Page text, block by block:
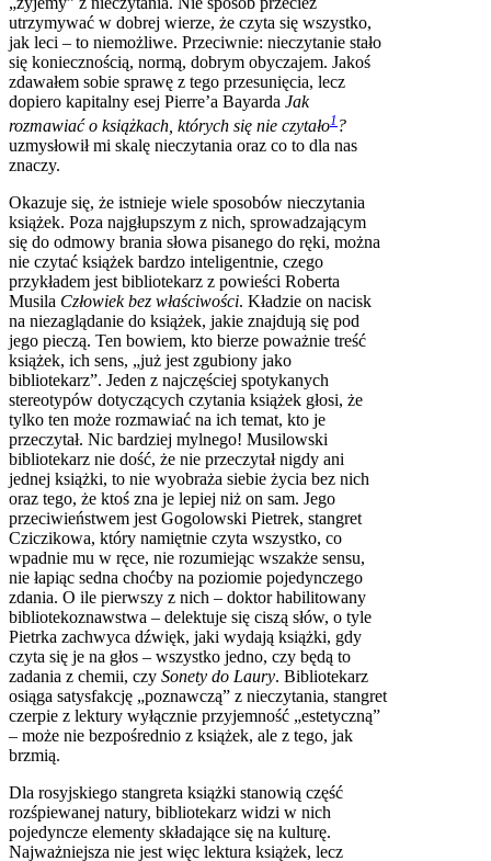
utrzymywać w dobrej wierze, że czyta się wszystko,
jak leci – to niemożliwe. Przeciwnie: nieczytanie stało
się koniecznością, normą, dobrym obyczajem. Jakoś
zdawałem sobie sprawę z tego przesunięcia, lecz
dopiero kapitalny esej Pierre’a Bayarda Jak
rozmawiać o książkach, których się nie czytało1 ?
uzmysłowił mi skalę nieczytania oraz co to dla nas
znaczy.
Okazuje się, że istnieje wiele sposobów nieczytania
książek. Poza najgłupszym z nich, sprowadzającym
się do odmowy brania słowa pisanego do ręki, można
nie czytać książek bardzo inteligentnie, czego
przykładem jest bibliotekarz z powieści Roberta
Musila Człowiek bez właściwości. Kładzie on nacisk
na niezaglądanie do książek, jakie znajdują się pod
jego pieczą. Ten bowiem, kto bierze poważnie treść
książek, ich sens, „już jest zgubiony jako
bibliotekarz”. Jeden z najczęściej spotykanych
stereotypów dotyczących czytania książek głosi, że
tylko ten może rozmawiać na ich temat, kto je
przeczytał. Nic bardziej mylnego! Musilowski
bibliotekarz nie dość, że nie przeczytał nigdy ani
jednej książki, to nie wyobraża siebie życia bez nich
oraz tego, że ktoś zna je lepiej niż on sam. Jego
przeciwieństwem jest Gogolowski Pietrek, stangret
Cziczikowa, który namiętnie czyta wszystko, co
wpadnie mu w ręce, nie rozumiejąc wszakże sensu,
nie łapiąc sedna choćby na poziomie pojedynczego
zdania. O ile pierwszy z nich – doktor habilitowany
bibliotekoznawstwa – delektuje się ciszą słów, o tyle
Pietrka zachwyca dźwięk, jaki wydają książki, gdy
czyta się je na głos – wszystko jedno, czy będą to
zadania z chemii, czy Sonety do Laury. Bibliotekarz
osiąga satysfakcję „poznawczą” z nieczytania, stangret
czerpie z lektury wyłącznie przyjemność „estetyczną”
– może nie bezpośrednio z książek, ale z tego, jak
brzmią.
Dla rosyjskiego stangreta książki stanowią część
rozśpiewanej natury, bibliotekarz widzi w nich
pojedyncze elementy składające się na kulturę.
Najważniejsza nie jest więc lektura książek, lecz